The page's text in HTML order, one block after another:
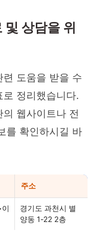
및 상담을 위
도움을 받을 수
정리했습니다.
웹사이트나 전
를 확인하시길 바
주소
경기도 과천시 별
양동 1-22 2층